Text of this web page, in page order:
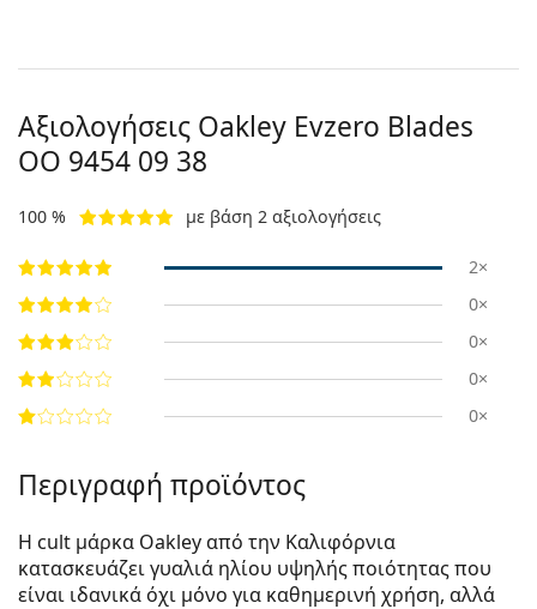
Αξιολογήσεις Oakley Evzero Blades
OO 9454 09 38
100 % με βάση 2 αξιολογήσεις
2×
0×
0×
0×
0×
Περιγραφή προϊόντος
Η cult μάρκα Oakley από την Καλιφόρνια
κατασκευάζει γυαλιά ηλίου υψηλής ποιότητας που
είναι ιδανικά όχι μόνο για καθημερινή χρήση, αλλά